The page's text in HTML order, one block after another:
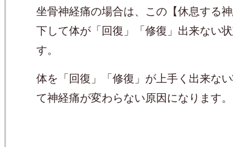
坐骨神経痛の場合は、この【休息する
下して体が「回復」「修復」出来ない
す。
体を「回復」「修復」が上手く出来な
て神経痛が変わらない原因になります。